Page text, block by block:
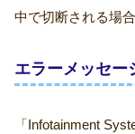
中で切断される場
エラーメッセー
「Infotainment